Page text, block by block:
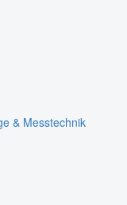
& Messtechnik